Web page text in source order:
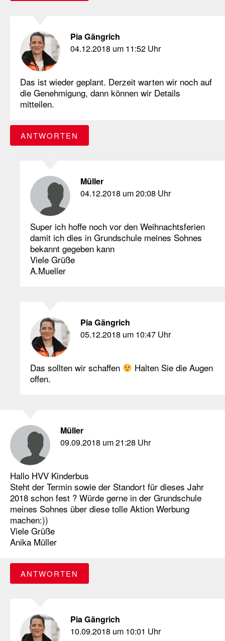
Pia Gängrich
04.12.2018 um 11:52 Uhr
Das ist wieder geplant. Derzeit warten wir noch auf
die Genehmigung, dann können wir Details
mitteilen.
ANTWORTEN
Müller
04.12.2018 um 20:08 Uhr
Super ich hoffe noch vor den Weihnachtsferien
damit ich dies in Grundschule meines Sohnes
bekannt gegeben kann
Viele Grüße
A.Mueller
Pia Gängrich
05.12.2018 um 10:47 Uhr
Das sollten wir schaffen
Halten Sie die Augen
offen.
Müller
09.09.2018 um 21:28 Uhr
Hallo HVV Kinderbus
Steht der Termin sowie der Standort für dieses Jahr
2018 schon fest ? Würde gerne in der Grundschule
meines Sohnes über diese tolle Aktion Werbung
machen:))
Viele Grüße
Anika Müller
ANTWORTEN
Pia Gängrich
10.09.2018 um 10:01 Uhr